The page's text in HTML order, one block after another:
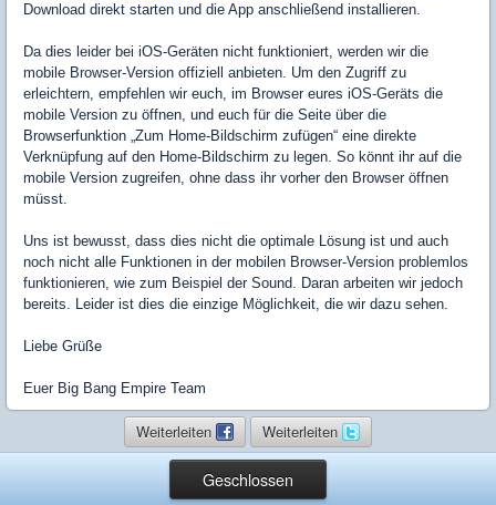
Download direkt starten und die App anschließend installieren.
Da dies leider bei iOS-Geräten nicht funktioniert, werden wir die
mobile Browser-Version offiziell anbieten. Um den Zugriff zu
erleichtern, empfehlen wir euch, im Browser eures iOS-Geräts die
mobile Version zu öffnen, und euch für die Seite über die
Browserfunktion „Zum Home-Bildschirm zufügen“ eine direkte
Verknüpfung auf den Home-Bildschirm zu legen. So könnt ihr auf die
mobile Version zugreifen, ohne dass ihr vorher den Browser öffnen
müsst.
Uns ist bewusst, dass dies nicht die optimale Lösung ist und auch
noch nicht alle Funktionen in der mobilen Browser-Version problemlos
funktionieren, wie zum Beispiel der Sound. Daran arbeiten wir jedoch
bereits. Leider ist dies die einzige Möglichkeit, die wir dazu sehen.
Liebe Grüße
Euer Big Bang Empire Team
Weiterleiten Weiterleiten
Geschlossen